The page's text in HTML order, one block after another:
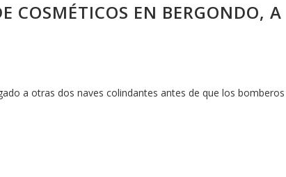
COSMÉTICOS EN BERGONDO, A
a otras dos naves colindantes antes de que los bomberos